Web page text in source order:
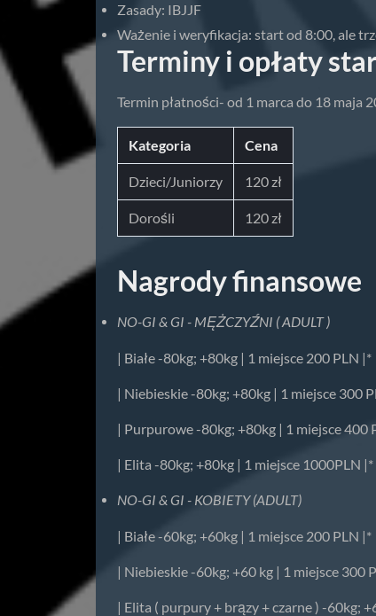
Zasady: IBJJF
Ważenie i weryfikacja: start od 8:00, ale
Terminy i opłaty
Termin płatności- od 1 marca do 18 maja
Kategoria Cena
Dzieci/Juniorzy 120 zł
Dorośli 120 zł
Nagrody finansowe
NO-GI & GI - MĘŻCZYŹNI ( ADULT )
| Białe -80kg; +80kg | 1 miejsce 200 PLN |*
| Niebieskie -80kg; +80kg | 1 miejsce 300
| Purpurowe -80kg; +80kg | 1 miejsce 400
| Elita -80kg; +80kg | 1 miejsce 1000PLN |*
NO-GI & GI - KOBIETY (ADULT)
| Białe -60kg; +60kg | 1 miejsce 200 PLN |*
| Niebieskie -60kg; +60 kg | 1 miejsce 300
| Elita ( purpury + brązy + czarne ) -60kg;